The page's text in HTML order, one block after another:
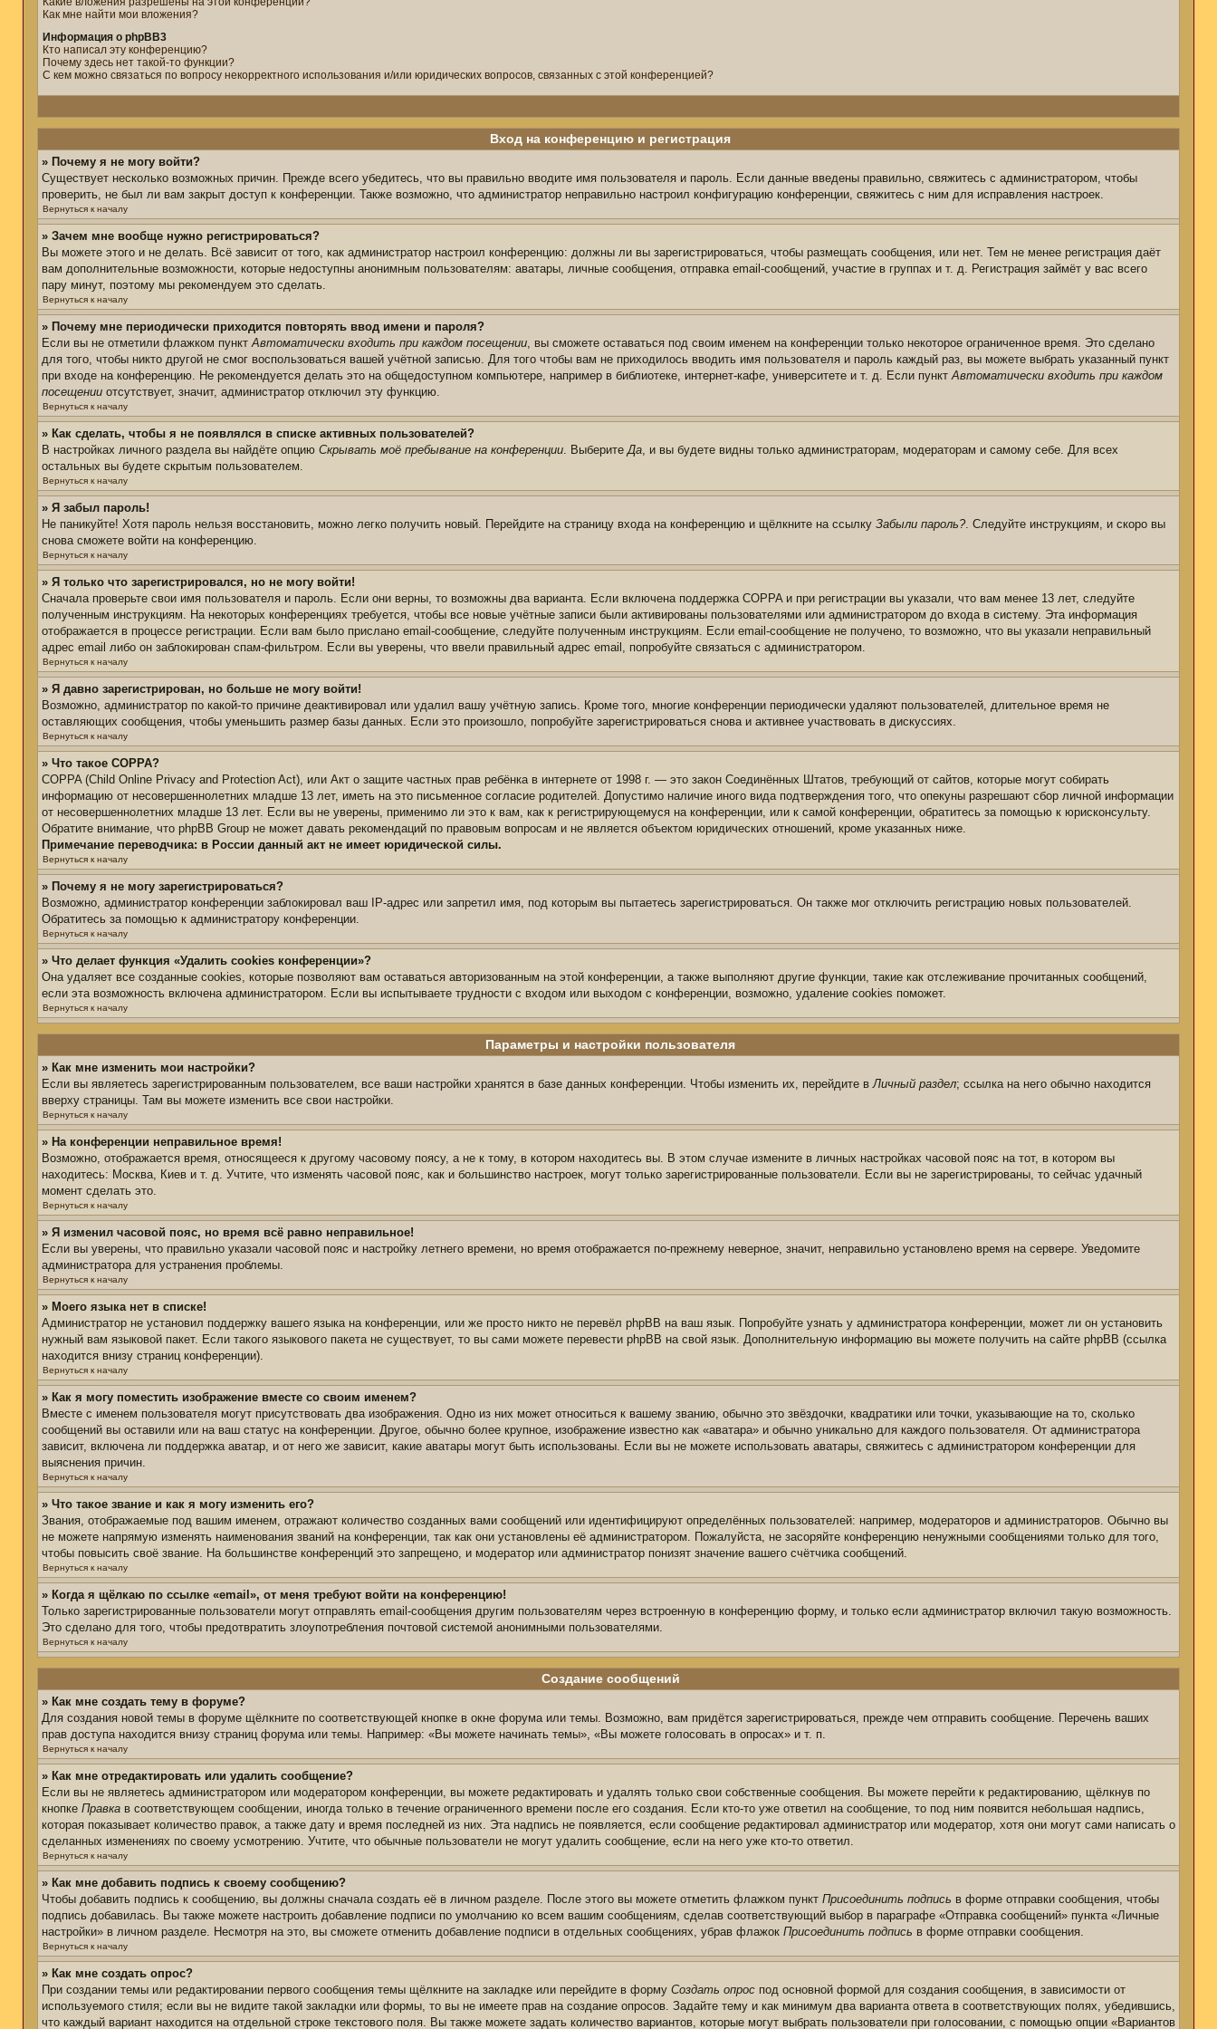
Как мне найти мои вложения?
Информация о phpBB3
Кто написал эту конференцию?
Почему здесь нет такой-то функции?
С кем можно связаться по вопросу некорректного использования и/или юридических вопросов, связанных с этой конференцией?
Вход на конференцию и регистрация
» Почему я не могу войти?
Существует несколько возможных причин. Прежде всего убедитесь, что вы правильно вводите имя пользователя и пароль. Если данные введены правильно, свяжитесь с администратором, чтобы
проверить, не был ли вам закрыт доступ к конференции. Также возможно, что администратор неправильно настроил конфигурацию конференции, свяжитесь с ним для исправления настроек.
Вернуться к началу
» Зачем мне вообще нужно регистрироваться?
Вы можете этого и не делать. Всё зависит от того, как администратор настроил конференцию: должны ли вы зарегистрироваться, чтобы размещать сообщения, или нет. Тем не менее регистрация даёт
вам дополнительные возможности, которые недоступны анонимным пользователям: аватары, личные сообщения, отправка email-сообщений, участие в группах и т. д. Регистрация займёт у вас всего
пару минут, поэтому мы рекомендуем это сделать.
Вернуться к началу
» Почему мне периодически приходится повторять ввод имени и пароля?
Если вы не отметили флажком пунктАвтоматически входить при каждом посещении, вы сможете оставаться под своим именем на конференции только некоторое ограниченное время. Это сделано
для того, чтобы никто другой не смог воспользоваться вашей учётной записью. Для того чтобы вам не приходилось вводить имя пользователя и пароль каждый раз, вы можете выбрать указанный пункт
при входе на конференцию. Не рекомендуется делать это на общедоступном компьютере, например в библиотеке, интернет-кафе, университете и т. д. Если пунктАвтоматически входить при каждом
посещении отсутствует, значит, администратор отключил эту функцию.
Вернуться к началу
» Как сделать, чтобы я не появлялся в списке активных пользователей?
В настройках личного раздела вы найдёте опцию Скрывать моё пребывание на конференции. ВыберитеДа, и вы будете видны только администраторам, модераторам и самому себе. Для всех
остальных вы будете скрытым пользователем.
Вернуться к началу
» Я забыл пароль!
Не паникуйте! Хотя пароль нельзя восстановить, можно легко получить новый. Перейдите на страницу входа на конференцию и щёлкните на ссылку Забыли пароль?. Следуйте инструкциям, и скоро вы
снова сможете войти на конференцию.
Вернуться к началу
» Я только что зарегистрировался, но не могу войти!
Сначала проверьте свои имя пользователя и пароль. Если они верны, то возможны два варианта. Если включена поддержка COPPA и при регистрации вы указали, что вам менее 13 лет, следуйте
полученным инструкциям. На некоторых конференциях требуется, чтобы все новые учётные записи были активированы пользователями или администратором до входа в систему. Эта информация
отображается в процессе регистрации. Если вам было прислано email-сообщение, следуйте полученным инструкциям. Если email-сообщение не получено, то возможно, что вы указали неправильный
адрес email либо он заблокирован спам-фильтром. Если вы уверены, что ввели правильный адрес email, попробуйте связаться с администратором.
Вернуться к началу
» Я давно зарегистрирован, но больше не могу войти!
Возможно, администратор по какой-то причине деактивировал или удалил вашу учётную запись. Кроме того, многие конференции периодически удаляют пользователей, длительное время не
оставляющих сообщения, чтобы уменьшить размер базы данных. Если это произошло, попробуйте зарегистрироваться снова и активнее участвовать в дискуссиях.
Вернуться к началу
» Что такое COPPA?
COPPA (Child Online Privacy and Protection Act), или Акт о защите частных прав ребёнка в интернете от 1998 г. — это закон Соединённых Штатов, требующий от сайтов, которые могут собирать
информацию от несовершеннолетних младше 13 лет, иметь на это письменное согласие родителей. Допустимо наличие иного вида подтверждения того, что опекуны разрешают сбор личной информации
от несовершеннолетних младше 13 лет. Если вы не уверены, применимо ли это к вам, как к регистрирующемуся на конференции, или к самой конференции, обратитесь за помощью к юрисконсульту.
Обратите внимание, что phpBB Group не может давать рекомендаций по правовым вопросам и не является объектом юридических отношений, кроме указанных ниже.
Примечание переводчика: в России данный акт не имеет юридической силы.
Вернуться к началу
» Почему я не могу зарегистрироваться?
Возможно, администратор конференции заблокировал ваш IP-адрес или запретил имя, под которым вы пытаетесь зарегистрироваться. Он также мог отключить регистрацию новых пользователей.
Обратитесь за помощью к администратору конференции.
Вернуться к началу
» Что делает функция «Удалить cookies конференции»?
Она удаляет все созданные cookies, которые позволяют вам оставаться авторизованным на этой конференции, а также выполняют другие функции, такие как отслеживание прочитанных сообщений,
если эта возможность включена администратором. Если вы испытываете трудности с входом или выходом с конференции, возможно, удаление cookies поможет.
Вернуться к началу
Параметры и настройки пользователя
» Как мне изменить мои настройки?
Если вы являетесь зарегистрированным пользователем, все ваши настройки хранятся в базе данных конференции. Чтобы изменить их, перейдите вЛичный раздел; ссылка на него обычно находится
вверху страницы. Там вы можете изменить все свои настройки.
Вернуться к началу
» На конференции неправильное время!
Возможно, отображается время, относящееся к другому часовому поясу, а не к тому, в котором находитесь вы. В этом случае измените в личных настройках часовой пояс на тот, в котором вы
находитесь: Москва, Киев и т. д. Учтите, что изменять часовой пояс, как и большинство настроек, могут только зарегистрированные пользователи. Если вы не зарегистрированы, то сейчас удачный
момент сделать это.
Вернуться к началу
» Я изменил часовой пояс, но время всё равно неправильное!
Если вы уверены, что правильно указали часовой пояс и настройку летнего времени, но время отображается по-прежнему неверное, значит, неправильно установлено время на сервере. Уведомите
администратора для устранения проблемы.
Вернуться к началу
» Моего языка нет в списке!
Администратор не установил поддержку вашего языка на конференции, или же просто никто не перевёл phpBB на ваш язык. Попробуйте узнать у администратора конференции, может ли он установить
нужный вам языковой пакет. Если такого языкового пакета не существует, то вы сами можете перевести phpBB на свой язык. Дополнительную информацию вы можете получить на сайте phpBB (ссылка
находится внизу страниц конференции).
Вернуться к началу
» Как я могу поместить изображение вместе со своим именем?
Вместе с именем пользователя могут присутствовать два изображения. Одно из них может относиться к вашему званию, обычно это звёздочки, квадратики или точки, указывающие на то, сколько
сообщений вы оставили или на ваш статус на конференции. Другое, обычно более крупное, изображение известно как «аватара» и обычно уникально для каждого пользователя. От администратора
зависит, включена ли поддержка аватар, и от него же зависит, какие аватары могут быть использованы. Если вы не можете использовать аватары, свяжитесь с администратором конференции для
выяснения причин.
Вернуться к началу
» Что такое звание и как я могу изменить его?
Звания, отображаемые под вашим именем, отражают количество созданных вами сообщений или идентифицируют определённых пользователей: например, модераторов и администраторов. Обычно вы
не можете напрямую изменять наименования званий на конференции, так как они установлены её администратором. Пожалуйста, не засоряйте конференцию ненужными сообщениями только для того,
чтобы повысить своё звание. На большинстве конференций это запрещено, и модератор или администратор понизят значение вашего счётчика сообщений.
Вернуться к началу
» Когда я щёлкаю по ссылке «email», от меня требуют войти на конференцию!
Только зарегистрированные пользователи могут отправлять email-сообщения другим пользователям через встроенную в конференцию форму, и только если администратор включил такую возможность.
Это сделано для того, чтобы предотвратить злоупотребления почтовой системой анонимными пользователями.
Вернуться к началу
Создание сообщений
» Как мне создать тему в форуме?
Для создания новой темы в форуме щёлкните по соответствующей кнопке в окне форума или темы. Возможно, вам придётся зарегистрироваться, прежде чем отправить сообщение. Перечень ваших
прав доступа находится внизу страниц форума или темы. Например: «Вы можете начинать темы», «Вы можете голосовать в опросах» и т. п.
Вернуться к началу
» Как мне отредактировать или удалить сообщение?
Если вы не являетесь администратором или модератором конференции, вы можете редактировать и удалять только свои собственные сообщения. Вы можете перейти к редактированию, щёлкнув по
кнопке Правка в соответствующем сообщении, иногда только в течение ограниченного времени после его создания. Если кто-то уже ответил на сообщение, то под ним появится небольшая надпись,
которая показывает количество правок, а также дату и время последней из них. Эта надпись не появляется, если сообщение редактировал администратор или модератор, хотя они могут сами написать о
сделанных изменениях по своему усмотрению. Учтите, что обычные пользователи не могут удалить сообщение, если на него уже кто-то ответил.
Вернуться к началу
» Как мне добавить подпись к своему сообщению?
Чтобы добавить подпись к сообщению, вы должны сначала создать её в личном разделе. После этого вы можете отметить флажком пункт Присоединить подпись в форме отправки сообщения, чтобы
подпись добавилась. Вы также можете настроить добавление подписи по умолчанию ко всем вашим сообщениям, сделав соответствующий выбор в параграфе «Отправка сообщений» пункта «Личные
настройки» в личном разделе. Несмотря на это, вы сможете отменить добавление подписи в отдельных сообщениях, убрав флажок Присоединить подпись в форме отправки сообщения.
Вернуться к началу
» Как мне создать опрос?
При создании темы или редактировании первого сообщения темы щёлкните на закладке или перейдите в форму Создать опрос под основной формой для создания сообщения, в зависимости от
используемого стиля; если вы не видите такой закладки или формы, то вы не имеете прав на создание опросов. Задайте тему и как минимум два варианта ответа в соответствующих полях, убедившись,
что каждый вариант находится на отдельной строке текстового поля. Вы также можете задать количество вариантов, которые могут выбрать пользователи при голосовании, с помощью опции «Вариантов